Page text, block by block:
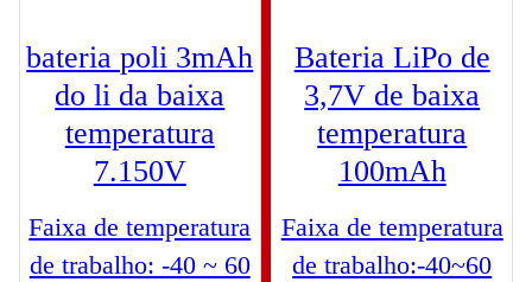
bateria poli 3mAh
do li da baixa
temperatura
7.150V
Faixa de temperatura
de trabalho: -40 ~ 60
Bateria LiPo de
3,7V de baixa
temperatura
100mAh
Faixa de temperatura
de trabalho:-40~60